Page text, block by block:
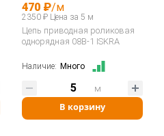
470 ₽/м
2350 ₽ Цена за 5 м
Цепь приводная роликовая
однорядная 08B-1 ISKRA
Наличие: Много
В корзину
м